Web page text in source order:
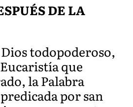
DE LA
todopoderoso,
que
la Palabra
por san